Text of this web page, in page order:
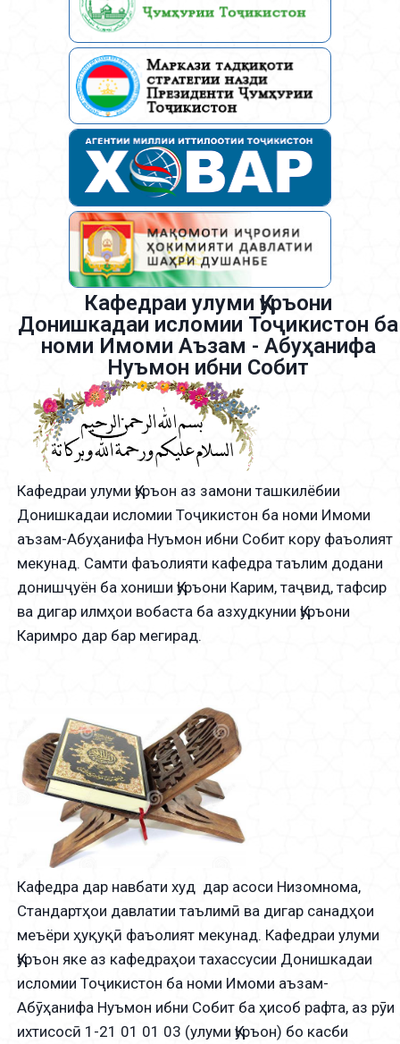
Кафедраи улуми Қуръони
Донишкадаи исломии Тоҷикистон ба
номи Имоми Аъзам - Абуҳанифа
Нуъмон ибни Собит
Кафедраи улуми Қуръон аз замони ташкилёбии
Донишкадаи исломии Тоҷикистон ба номи Имоми
аъзам-Абуҳанифа Нуъмон ибни Собит кору фаъолият
мекунад. Самти фаъолияти кафедра таълим додани
донишҷуён ба хониши Қуръони Карим, таҷвид, тафсир
ва дигар илмҳои вобаста ба азхудкунии Қуръони
Каримро дар бар мегирад.
Кафедра дар навбати худ дар асоси Низомнома,
Стандартҳои давлатии таълимӣ ва дигар санадҳои
меъёри ҳуқуқӣ фаъолият мекунад. Кафедраи улуми
Қуръон яке аз кафедраҳои тахассусии Донишкадаи
исломии Тоҷикистон ба номи Имоми аъзам-
Абӯҳанифа Нуъмон ибни Собит ба ҳисоб рафта, аз рӯи
ихтисосӣ 1-21 01 01 03 (улуми Қуръон) бо касби